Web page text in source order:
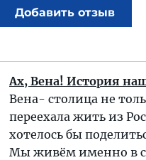
Добавить отзыв
Ах, Вена! История
Вена- столица не
переехала жить из
хотелось бы
Мы живём именно в